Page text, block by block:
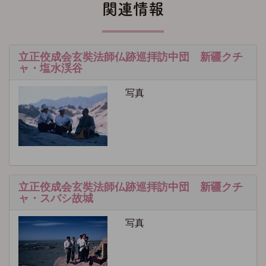
関連情報
立正佼成会玄奘法師仏跡巡拝訪中団 新疆クチ
ャ・塩水渓谷
写真
立正佼成会玄奘法師仏跡巡拝訪中団 新疆クチ
ャ・スバシ故城
写真